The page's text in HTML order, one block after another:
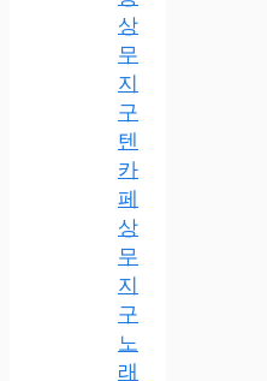
상
무
지
구
텐
카
페
상
무
지
구
노
래